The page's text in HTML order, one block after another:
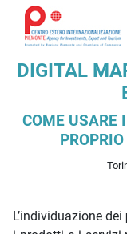
DIGITAL
COME USARE
T
L’individuazione dei